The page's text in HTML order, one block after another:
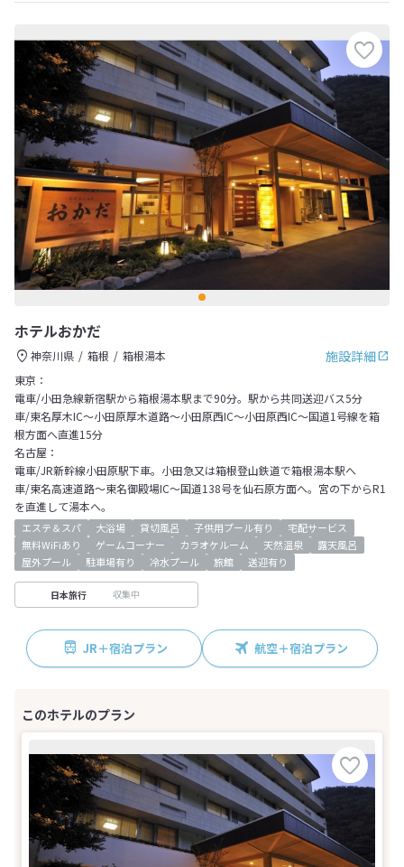
ホテルおかだ
施設詳細
神奈川県 箱根
箱根湯本
東京：
電車/小田急線新宿駅から箱根湯本駅まで90分。駅から共同送迎バス5分
車/東名厚木IC～小田原厚木道路～小田原西IC～小田原西IC～国道1号線を箱
根方面へ直進15分
名古屋：
電車/JR新幹線小田原駅下車。小田急又は箱根登山鉄道で箱根湯本駅へ
車/東名高速道路～東名御殿場IC～国道138号を仙石原方面へ。宮の下からR1
を直進して湯本へ。
エステ＆スパ 大浴場 貸切風呂 子供用プール有り
宅配サービス
無料WiFiあり
ゲームコーナー カラオケルーム 天然温泉
露天風呂
屋外プール
駐車場有り 冷水プール 旅館 送迎有り
日本旅行 収集中
JR＋宿泊プラン 航空＋宿泊プラン